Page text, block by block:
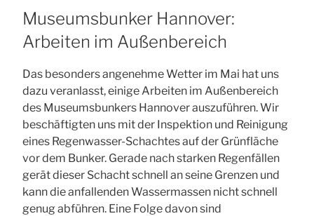
Museumsbunker Hannover:
Arbeiten im Außenbereich
Das besonders angenehme Wetter im Mai hat uns
dazu veranlasst, einige Arbeiten im Außenbereich
des Museumsbunkers Hannover auszuführen. Wir
beschäftigten uns mit der Inspektion und Reinigung
eines Regenwasser-Schachtes auf der Grünfläche
vor dem Bunker. Gerade nach starken Regenfällen
gerät dieser Schacht schnell an seine Grenzen und
kann die anfallenden Wassermassen nicht schnell
genug abführen. Eine Folge davon sind